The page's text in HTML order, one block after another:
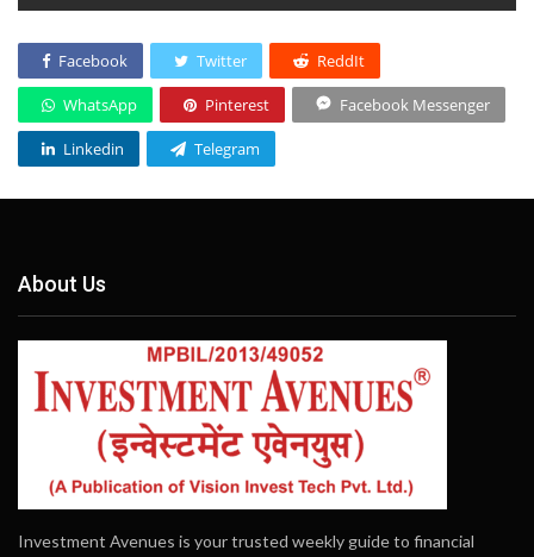
Facebook Twitter ReddIt
WhatsApp Pinterest Facebook Messenger
Linkedin Telegram
About Us
Investment Avenues is your trusted weekly guide to financial